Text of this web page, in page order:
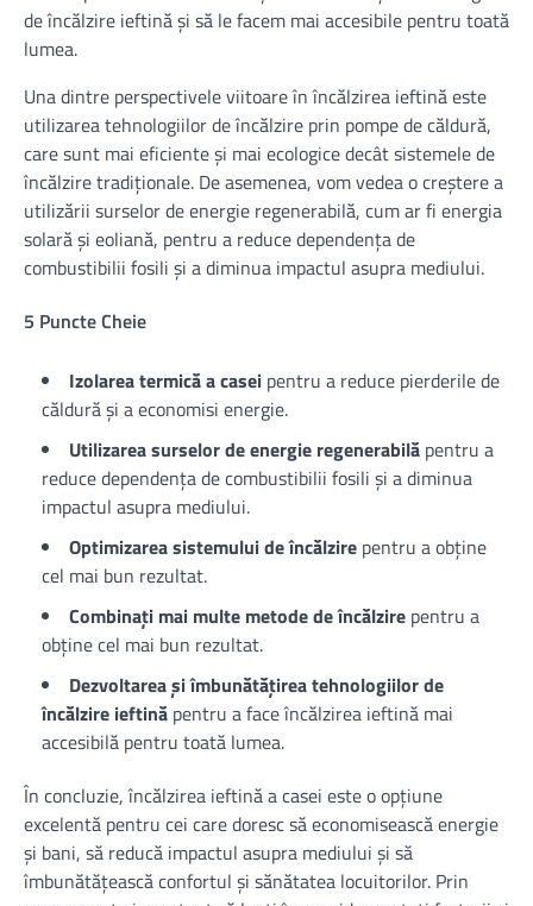
de încălzire ieftină și să le facem mai accesibile pentru toată
lumea.
Una dintre perspectivele viitoare în încălzirea ieftină este
utilizarea tehnologiilor de încălzire prin pompe de căldură,
care sunt mai eficiente și mai ecologice decât sistemele de
încălzire tradiționale. De asemenea, vom vedea o creștere a
utilizării surselor de energie regenerabilă, cum ar fi energia
solară și eoliană, pentru a reduce dependența de
combustibilii fosili și a diminua impactul asupra mediului.
5 Puncte Cheie
Izolarea termică a casei pentru a reduce pierderile de
căldură și a economisi energie.
Utilizarea surselor de energie regenerabilă pentru a
reduce dependența de combustibilii fosili și a diminua
impactul asupra mediului.
Optimizarea sistemului de încălzire pentru a obține
cel mai bun rezultat.
Combinați mai multe metode de încălzire pentru a
obține cel mai bun rezultat.
Dezvoltarea și îmbunătățirea tehnologiilor de
încălzire ieftină pentru a face încălzirea ieftină mai
accesibilă pentru toată lumea.
În concluzie, încălzirea ieftină a casei este o opțiune
excelentă pentru cei care doresc să economisească energie
și bani, să reducă impactul asupra mediului și să
îmbunătățească confortul și sănătatea locuitorilor. Prin